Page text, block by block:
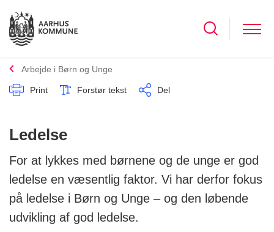
Arbejde i Børn og Unge
Print Forstør tekst Del
Ledelse
For at lykkes med børnene og de unge er god
ledelse en væsentlig faktor. Vi har derfor fokus
på ledelse i Børn og Unge – og den løbende
udvikling af god ledelse.